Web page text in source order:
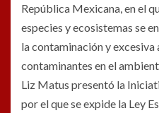
República Mexicana, en el
especies y ecosistemas se
la contaminación y
contaminantes en el
Liz Matus presentó la
por el que se expide la Ley